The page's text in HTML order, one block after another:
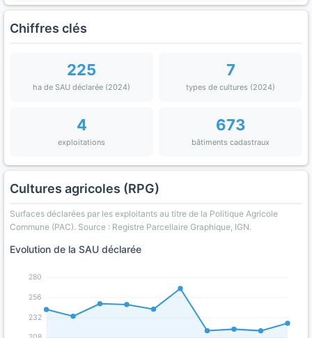
Chiffres clés
225
ha de SAU déclarée (2024)
7
types de cultures (2024)
4
exploitations
673
bâtiments cadastraux
Cultures agricoles (RPG)
Surfaces déclarées par les exploitants au titre de la Politique Agricole
Commune (PAC). Source : Registre Parcellaire Graphique, IGN.
Evolution de la SAU déclarée
232
256
280